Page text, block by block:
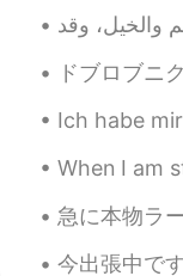
ドブロブニクに行ったことがあります！ ドブロブニクは
Ich habe mir heute ein
急に本物ラーメンを食べたくなった🤔 バルセロナには色々な
今出張中です！バルセロナからMas Terratsと言うのとこ